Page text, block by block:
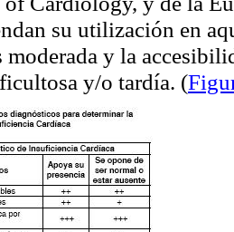
su utilización en
moderada y la
y/o tardía. (